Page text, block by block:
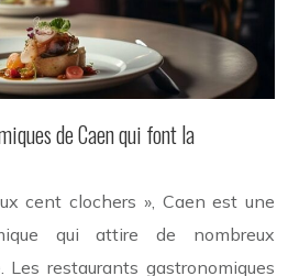
de Caen qui font la
cent clochers », Caen est une
qui attire de nombreux
Les restaurants gastronomiques